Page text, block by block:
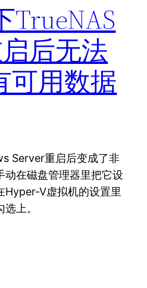
TrueNAS
后无法
可用数据
Server重启后变成了非
动在磁盘管理器里把它设
Hyper-V虚拟机的设置里
上。